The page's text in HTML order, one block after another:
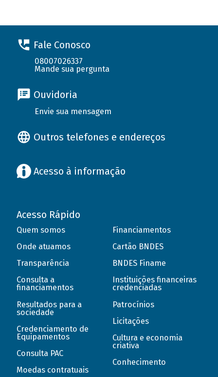
Fale Conosco
08007026337
Mande sua pergunta
Ouvidoria
Envie sua mensagem
Outros telefones e endereços
Acesso à informação
Acesso Rápido
Quem somos
Onde atuamos
Transparência
Consulta a
financiamentos
Resultados para a
sociedade
Credenciamento de
Equipamentos
Consulta PAC
Moedas contratuais
Financiamentos
Cartão BNDES
BNDES Finame
Instituições financeiras
credenciadas
Patrocínios
Licitações
Cultura e economia
criativa
Conhecimento